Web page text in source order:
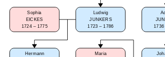
Maria
Hermann
Sophia
EICKES
1724 – 1775
Ludwig
JUNKERS
1723 – 1786 1736